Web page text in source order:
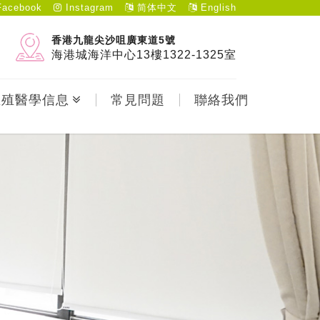
Instagram 简体中文 English
香港九龍尖沙咀廣東道5號
海港城海洋中心13樓1322-1325室
醫學信息 常見問題 聯絡我們